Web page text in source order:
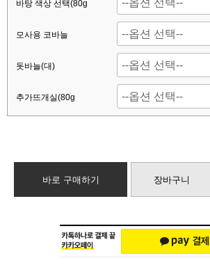
바탕 색상 선택(80g
모사용 코바늘
돗바늘(대)
추가뜨개실(80g
바로 구매하기 장바구니